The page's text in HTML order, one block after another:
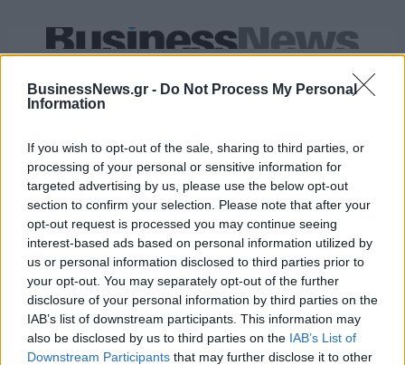
BusinessNews.gr - Do Not Process My Personal
Information
If you wish to opt-out of the sale, sharing to third parties, or
processing of your personal or sensitive information for
targeted advertising by us, please use the below opt-out
section to confirm your selection. Please note that after your
opt-out request is processed you may continue seeing
interest-based ads based on personal information utilized by
us or personal information disclosed to third parties prior to
your opt-out. You may separately opt-out of the further
disclosure of your personal information by third parties on the
IAB’s list of downstream participants. This information may
also be disclosed by us to third parties on the IAB’s List of
Downstream Participants that may further disclose it to other
18.990 ευρώ
συνεχίζουν μαζί: Ανανέωση της
συνεργασίας τους μέχρι το
18η συνεχόμενη χρονιά για τον ΟΤΕ στη διεθνή σειρά δεικτών
FTSE4Good
Alpha Bank: Για πρώτη φορά το Αρχαίο Θέατρο Επιδαύρου άνοιξε τις
πύλες του σε όλους